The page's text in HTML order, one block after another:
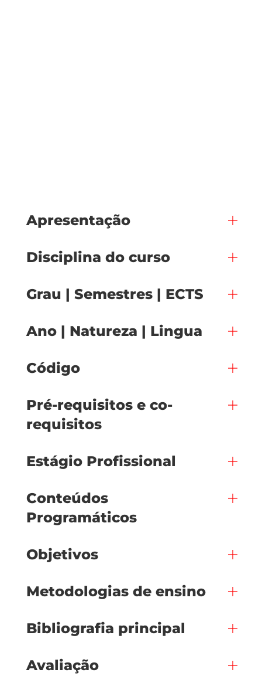
Apresentação
Disciplina do curso
Grau | Semestres | ECTS
Ano | Natureza | Lingua
Código
Pré-requisitos e co-
requisitos
Estágio Profissional
Conteúdos
Programáticos
Objetivos
Metodologias de ensino
Bibliografia principal
Avaliação